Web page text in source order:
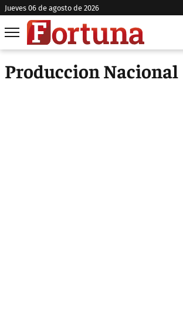
jueves 06 de agosto de 2026
Produccion Nacional